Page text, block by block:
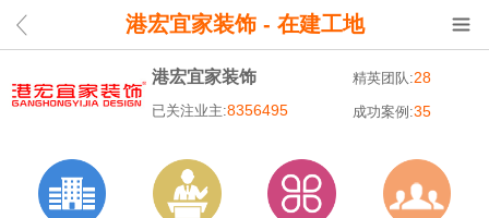
港宏宜家装饰 - 在建工地
港宏宜家装饰
已关注业主:8356495
精英团队:28
成功案例:35